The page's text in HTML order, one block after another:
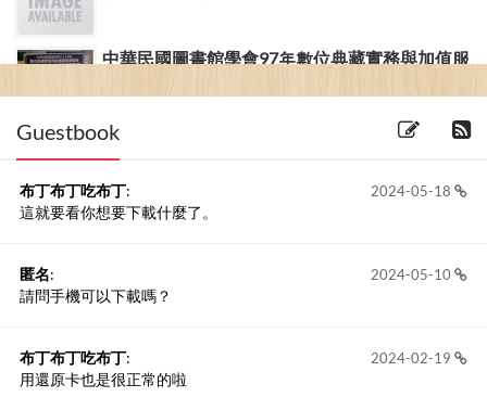
中華民國圖書館學會97年數位典藏實務與加值服
Guestbook
2024-05-18
布丁布丁吃布丁:
這就要看你想要下載什麼了。
2024-05-10
匿名:
請問手機可以下載嗎？
2024-02-19
布丁布丁吃布丁:
用還原卡也是很正常的啦